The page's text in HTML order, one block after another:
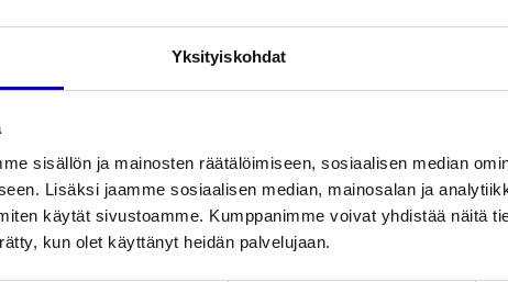
Yksityiskohdat
sisällön ja mainosten räätälöimiseen, sosiaalisen median
Lisäksi jaamme sosiaalisen median, mainosalan ja
käytät sivustoamme. Kumppanimme voivat yhdistää näitä
kun olet käyttänyt heidän palvelujaan.
aikuiste, lyhyt ja
Ø 30